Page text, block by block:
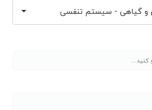
و گیاهی - سیستم تنفسی